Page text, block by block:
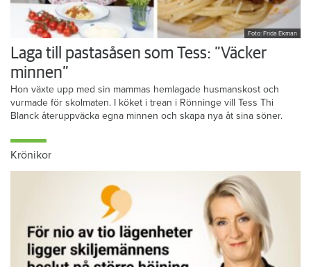
Foto: Frida Ekman
Laga till pastasåsen som Tess: ”Väcker
minnen”
Hon växte upp med sin mammas hemlagade husmanskost och
vurmade för skolmaten. I köket i trean i Rönninge vill Tess Thi
Blanck återuppväcka egna minnen och skapa nya åt sina söner.
Krönikor